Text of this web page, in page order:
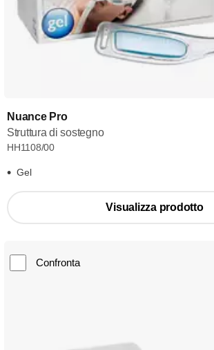
Nuance Pro
Struttura di sostegno
HH1108/00
Gel
Visualizza prodotto
Confronta